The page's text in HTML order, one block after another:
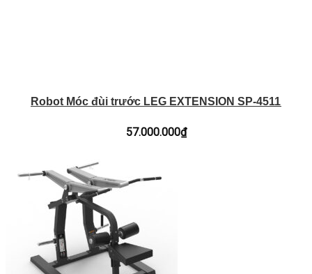
Robot Móc đùi trước LEG EXTENSION SP-4511
57.000.000₫